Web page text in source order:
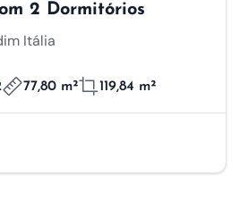
2 Dormitórios
Itália
77,80 m² 119,84 m²